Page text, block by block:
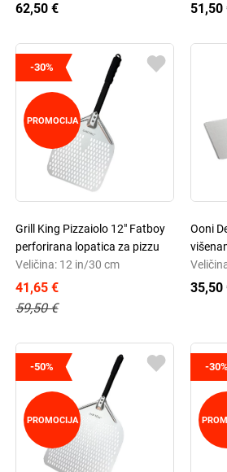
62,50 € 51,50
-30%
PROMOCIJA
Grill King Pizzaiolo 12" Fatboy
perforirana lopatica za pizzu
Veličina: 12 in/30 cm
41,65 €
59,50 €
Ooni
35,50
-50%
PROMOCIJA
-30%